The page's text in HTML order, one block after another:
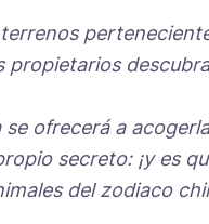
propietarios
ofrecerá a acogerla
secreto: ¡y es
del zodiaco